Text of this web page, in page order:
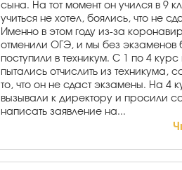
сына. На тот момент он учился в 9
учиться не хотел, боялись, что не
Именно в этом году из-за
отменили ОГЭ, и мы без экзаменов
поступили в техникум. С 1 по 4
пытались отчислить из техникума,
то, что он не сдаст экзамены. На 4
вызывали к директору и просили
написать заявление на...